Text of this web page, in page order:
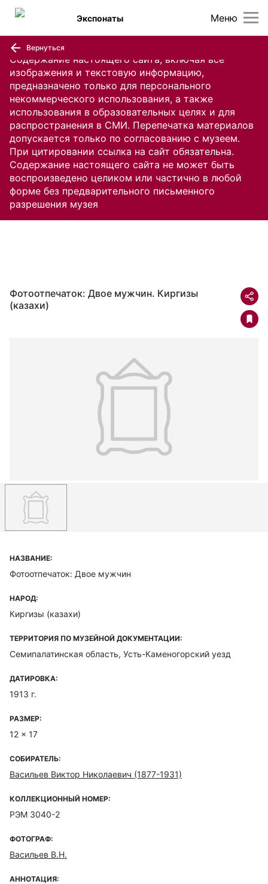
Содержание настоящего сайта, включая все
изображения и текстовую информацию,
предназначено только для персонального
некоммерческого использования, а также
использования в образовательных целях и для
распространения в СМИ. Перепечатка материалов
допускается только по согласованию с музеем.
При цитировании ссылка на сайт обязательна.
Содержание настоящего сайта не может быть
воспроизведено целиком или частично в любой
форме без предварительного письменного
разрешения музея
Меню
Экспонаты
Вернуться
Фотоотпечаток: Двое мужчин. Киргизы
(казахи)
НАЗВАНИЕ:
Фотоотпечаток: Двое мужчин
НАРОД:
Киргизы (казахи)
ТЕРРИТОРИЯ ПО МУЗЕЙНОЙ ДОКУМЕНТАЦИИ:
Семипалатинская область, Усть-Каменогорский уезд
ДАТИРОВКА:
1913 г.
РАЗМЕР:
12 x 17
СОБИРАТЕЛЬ:
Васильев Виктор Николаевич (1877-1931)
КОЛЛЕКЦИОННЫЙ НОМЕР:
РЭМ 3040-2
ФОТОГРАФ:
Васильев В.Н.
АННОТАЦИЯ: